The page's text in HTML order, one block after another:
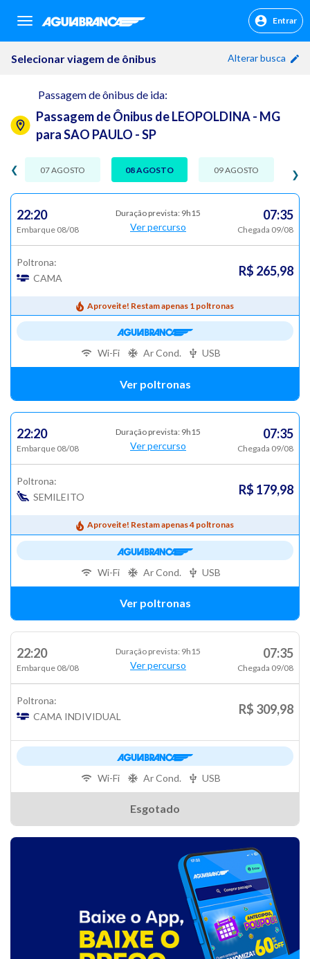
sr.header.toggle.navigation Entrar
Selecionar viagem de ônibus Alterar busca
Passagem de ônibus de ida:
Passagem de Ônibus de LEOPOLDINA - MG
para SAO PAULO - SP
❯
❮ 07 AGOSTO 08 AGOSTO 09 AGOSTO
22:20
Embarque 08/08
Duração prevista: 9h15
Ver percurso
07:35
Chegada 09/08
Poltrona:
CAMA
R$ 265,98
Aproveite! Restam apenas 1 poltronas
Ver poltronas
Wi-Fi Ar Cond. USB
22:20
Embarque 08/08
Duração prevista: 9h15
Ver percurso
07:35
Chegada 09/08
Poltrona:
SEMILEITO
R$ 179,98
Aproveite! Restam apenas 4 poltronas
Ver poltronas
Wi-Fi Ar Cond. USB
22:20
Embarque 08/08
Duração prevista: 9h15
Ver percurso
07:35
Chegada 09/08
Poltrona:
CAMA INDIVIDUAL
R$ 309,98
Esgotado
Wi-Fi Ar Cond. USB